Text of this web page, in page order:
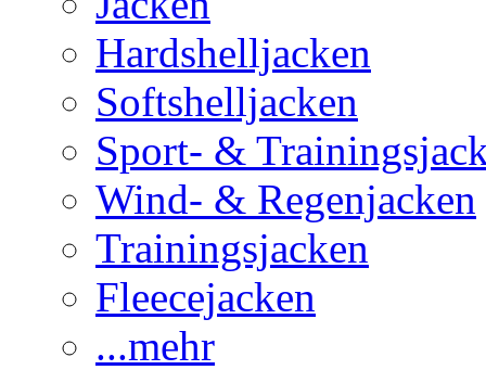
Hardshelljacken
Softshelljacken
Sport- &
Wind- & Regenjacken
Trainingsjacken
Fleecejacken
...mehr